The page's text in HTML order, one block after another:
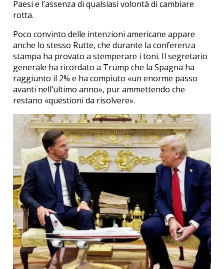
Paesi e l’assenza di qualsiasi volontà di cambiare
rotta.
Poco convinto delle intenzioni americane appare
anche lo stesso Rutte, che durante la conferenza
stampa ha provato a stemperare i toni. Il segretario
generale ha ricordato a Trump che la Spagna ha
raggiunto il 2% e ha compiuto «un enorme passo
avanti nell’ultimo anno», pur ammettendo che
restano «questioni da risolvere».